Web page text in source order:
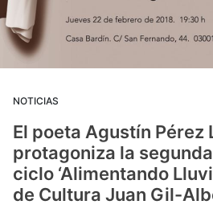
NOTICIAS
El poeta Agustín Pérez
protagoniza la
ciclo ‘Alimentando
de Cultura Juan Gil-